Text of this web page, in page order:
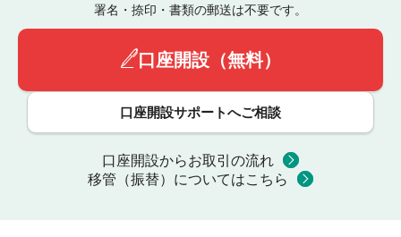
署名・捺印・書類の郵送は不要です。
口座開設（無料）
口座開設サポートへご相談
口座開設からお取引の流れ
移管（振替）についてはこちら